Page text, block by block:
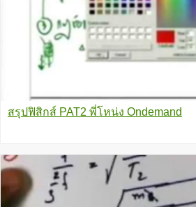
สรุปฟิสิกส์ PAT2 พี่โหน่ง Ondemand